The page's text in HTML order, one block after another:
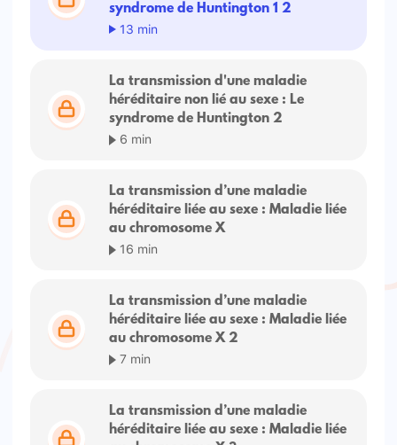
syndrome de Huntington 1 2
13 min
La transmission d'une maladie
héréditaire non lié au sexe : Le
syndrome de Huntington 2
6 min
La transmission d’une maladie
héréditaire liée au sexe : Maladie liée
au chromosome X
16 min
La transmission d’une maladie
héréditaire liée au sexe : Maladie liée
au chromosome X 2
7 min
La transmission d’une maladie
héréditaire liée au sexe : Maladie liée